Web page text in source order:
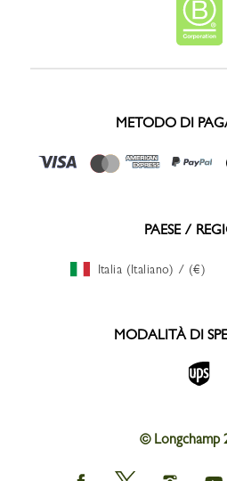
METODO DI
PAESE /
Italia (Italiano) / (€)
MODALITÀ DI
© Longchamp